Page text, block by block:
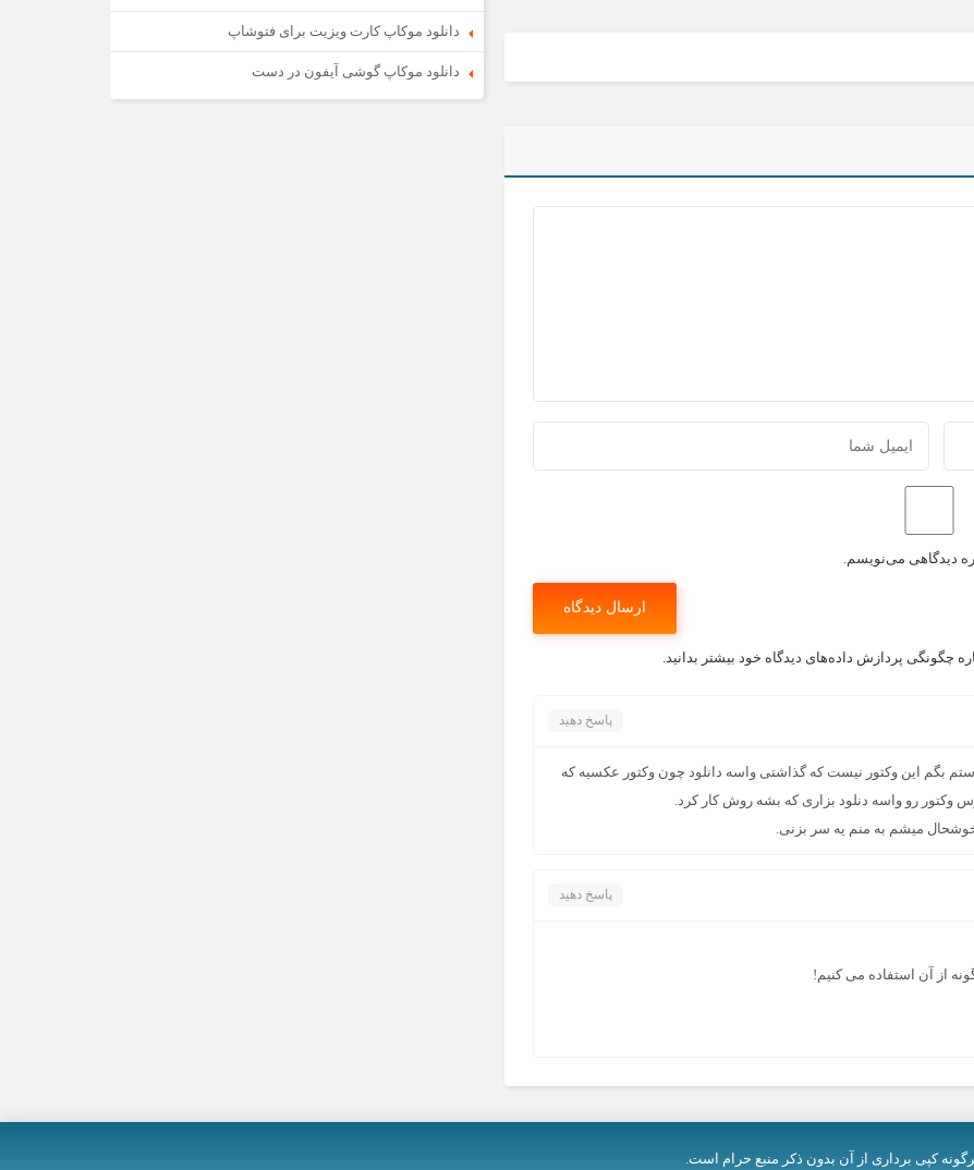
دیدگاهی می‌نویسم.
چگونگی پردازش داده‌های دیدگاه خود بیشتر بدانید.
پاسخ دهید
بگم این وکتور نیست که گذاشتی واسه دانلود چون وکتور عکسیه که
رو واسه دنلود بزاری که بشه روش کار کرد.
میشم به منم یه سر بزنی.
پاسخ دهید
از آن استفاده می کنیم!
دانلود موکاپ کارت ویزیت برای فتوشاپ
دانلود موکاپ گوشی آیفون در دست
کپی برداری از آن بدون ذکر منبع حرام است.